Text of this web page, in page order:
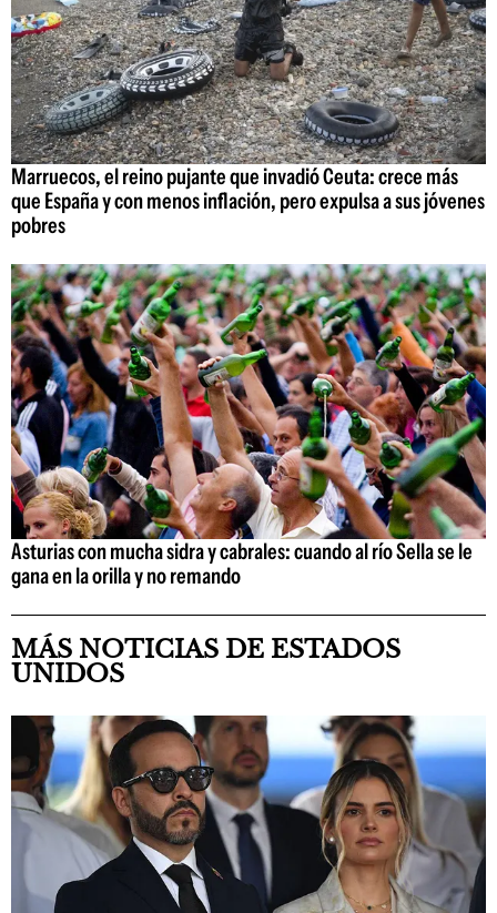
Marruecos, el reino pujante que invadió Ceuta: crece más
que España y con menos inflación, pero expulsa a sus jóvenes
pobres
Asturias con mucha sidra y cabrales: cuando al río Sella se le
gana en la orilla y no remando
MÁS NOTICIAS DE ESTADOS
UNIDOS